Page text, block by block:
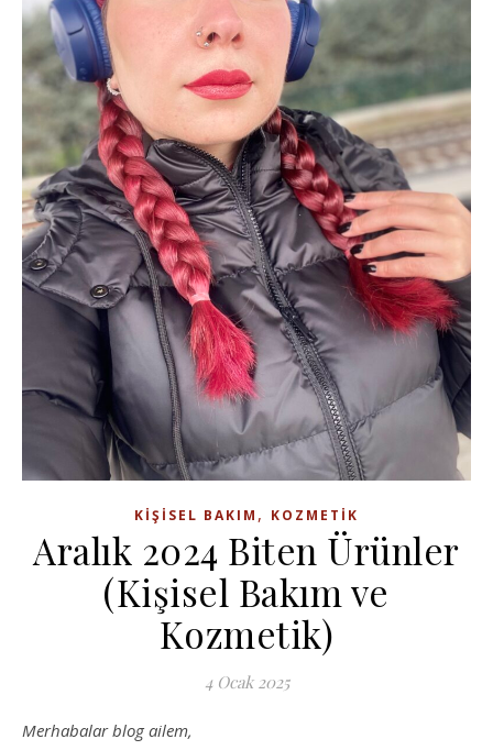
KIŞISEL BAKIM , KOZMETIK
Aralık 2024 Biten Ürünler
(Kişisel Bakım ve
Kozmetik)
4 Ocak 2025
Merhabalar blog ailem,